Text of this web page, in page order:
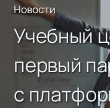
Новости
Учебный
первый
с